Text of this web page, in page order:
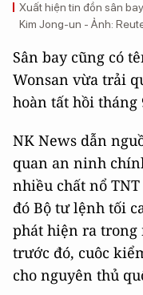
Xuất hiện tin đồn sân
Kim Jong-un - Ảnh:
Sân bay cũng có
Wonsan vừa trải
hoàn tất hồi tháng
NK News dẫn
quan an ninh
nhiều chất nổ
đó Bộ tư lệnh tối
phát hiện ra
trước đó, cuôc
cho nguyên thủ